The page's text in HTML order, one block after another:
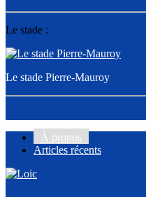
Le stade :
Le stade Pierre-Mauroy
À propos
Articles récents